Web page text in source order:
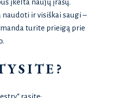
įkelta naujų įrašų.
ir visiškai saugi –
turite prieigą prie
rasite: